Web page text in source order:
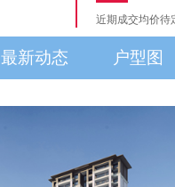
近期成交均价待
最新动态 户型图